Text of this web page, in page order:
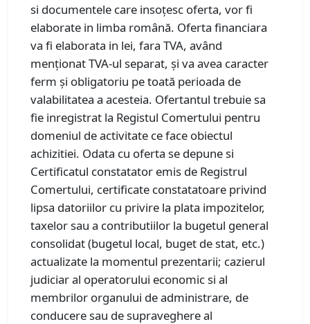
si documentele care insoțesc oferta, vor fi
elaborate in limba română. Oferta financiara
va fi elaborata in lei, fara TVA, având
menționat TVA-ul separat, și va avea caracter
ferm și obligatoriu pe toată perioada de
valabilitatea a acesteia. Ofertantul trebuie sa
fie inregistrat la Registul Comertului pentru
domeniul de activitate ce face obiectul
achizitiei. Odata cu oferta se depune si
Certificatul constatator emis de Registrul
Comertului, certificate constatatoare privind
lipsa datoriilor cu privire la plata impozitelor,
taxelor sau a contributiilor la bugetul general
consolidat (bugetul local, buget de stat, etc.)
actualizate la momentul prezentarii; cazierul
judiciar al operatorului economic si al
membrilor organului de administrare, de
conducere sau de supraveghere al